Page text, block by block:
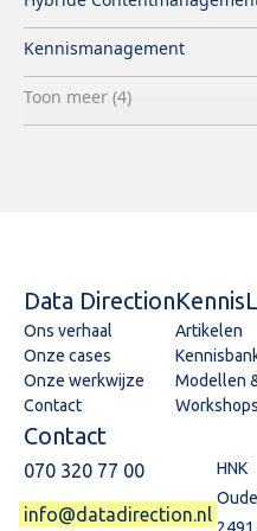
Kennismanagement
Toon meer (4)
Data Direction
Ons verhaal
Onze cases
Onze werkwijze
Contact
Artikelen
Modellen
Contact
HNK
070 320 77 00
info@datadirection.nl